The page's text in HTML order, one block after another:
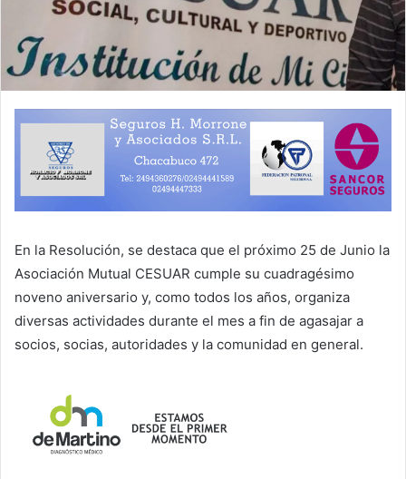
En la Resolución, se destaca que el próximo 25 de Junio la
Asociación Mutual CESUAR cumple su cuadragésimo
noveno aniversario y, como todos los años, organiza
diversas actividades durante el mes a fin de agasajar a
socios, socias, autoridades y la comunidad en general.